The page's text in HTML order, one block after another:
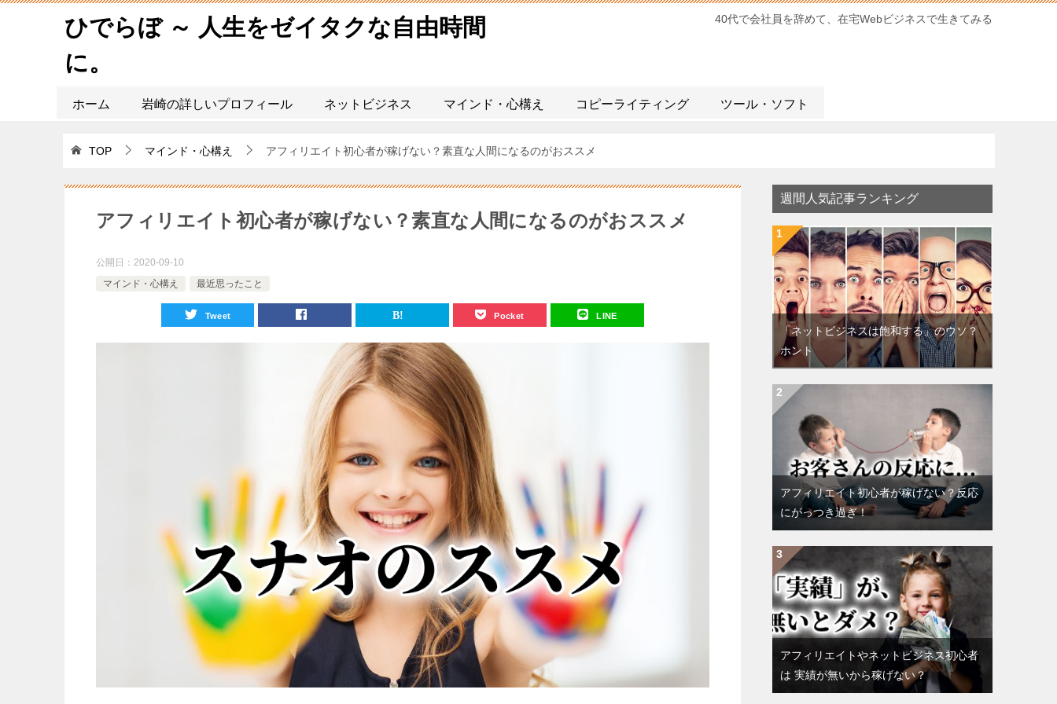
ひでらぼ ～ 人生をゼイタクな自由時間
に。
40代で会社員を辞めて、在宅Webビジネスで生きてみる
ホーム 岩崎の詳しいプロフィール ネットビジネス マインド・心構え コピーライティング ツール・ソフト
TOP マインド・心構え アフィリエイト初心者が稼げない？素直な人間になるのがおススメ
アフィリエイト初心者が稼げない？素直な人間になるのがおススメ
公開日： 2020-09-10
マインド・心構え
最近思ったこと
Tweet Pocket LINE
週間人気記事ランキング
「ネットビジネスは飽和する」のウソ？
ホント
アフィリエイト初心者が稼げない？反応
にがっつき過ぎ！
アフィリエイトやネットビジネス初心者
は 実績が無いから稼げない？